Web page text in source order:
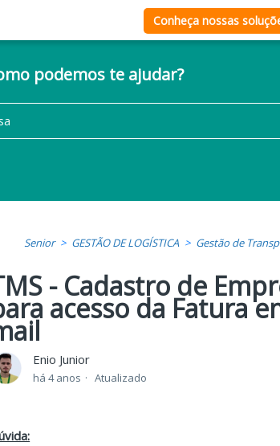
Conheça nossas
podemos te ajudar?
Senior GESTÃO DE LOGÍSTICA Gestão de
- Cadastro de
acesso da Fatura
Enio Junior
há 4 anos Atualizado